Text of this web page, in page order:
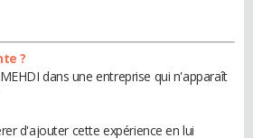
?
dans une entreprise qui n'apparaît
d'ajouter cette expérience en lui